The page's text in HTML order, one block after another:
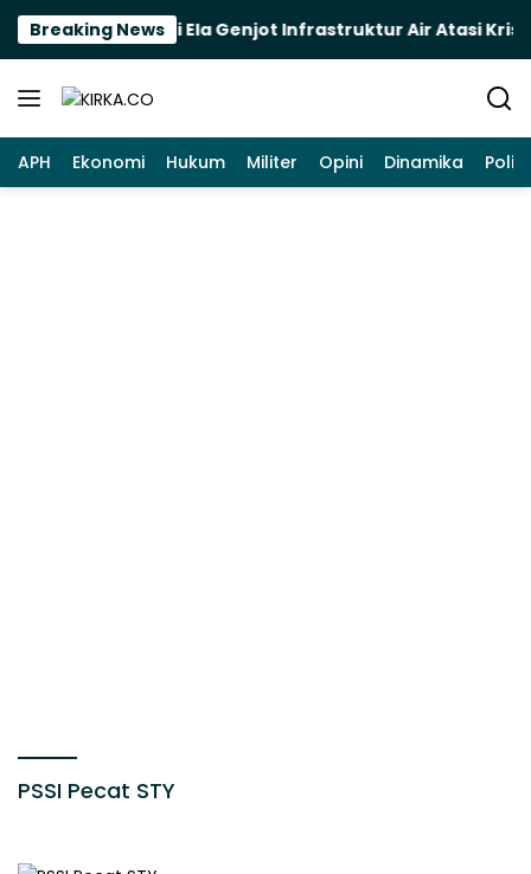
Langsung
konten
Breaking News
Kering, Bupati Ela Genjot Infrastruktur Air Atasi Krisis
APH Ekonomi Hukum Militer Opini Dinamika
PSSI Pecat STY